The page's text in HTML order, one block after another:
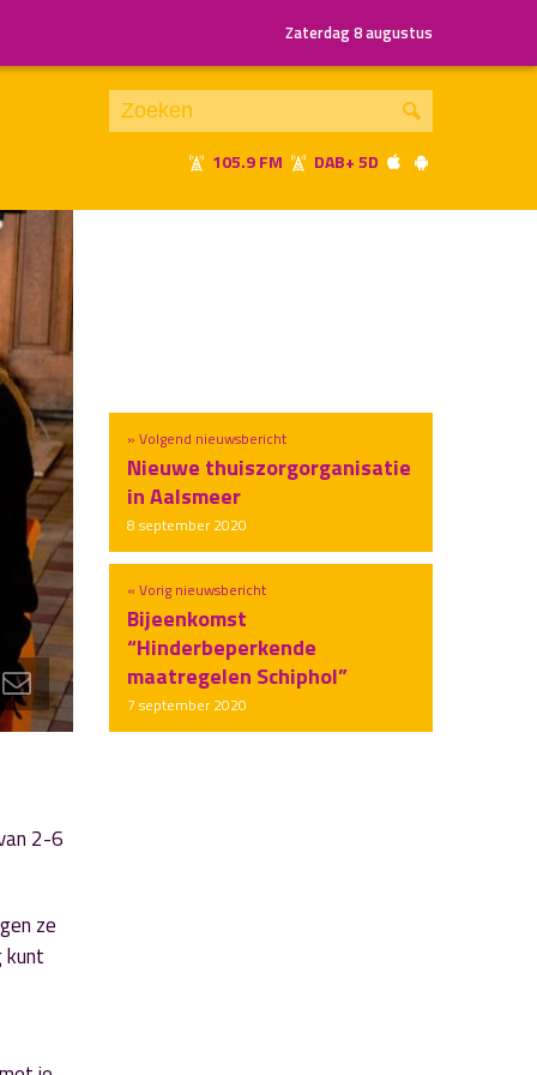
Zaterdag 8 augustus
105.9 FM DAB+ 5D
« Vorig nieuwsbericht
Bijeenkomst
“Hinderbeperkende
maatregelen Schiphol”
7 september 2020
» Volgend nieuwsbericht
Nieuwe thuiszorgorganisatie
in Aalsmeer
8 september 2020
2-6
ze
kunt